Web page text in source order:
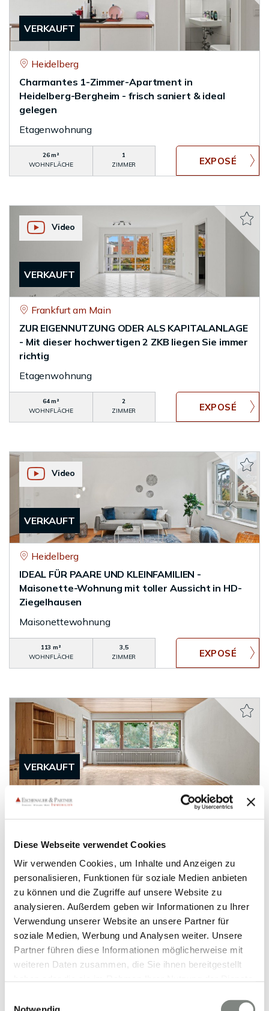
Diese Webseite verwendet Cookies
Wir verwenden Cookies, um Inhalte und Anzeigen zu
personalisieren, Funktionen für soziale Medien anbieten
zu können und die Zugriffe auf unsere Website zu
analysieren. Außerdem geben wir Informationen zu Ihrer
Verwendung unserer Website an unsere Partner für
soziale Medien, Werbung und Analysen weiter. Unsere
Partner führen diese Informationen möglicherweise mit
weiteren Daten zusammen, die Sie ihnen bereitgestellt
Cookies, wenn Sie unsere Webseite weiterhin nutzen.
VERKAUFT
Heidelberg
Charmantes 1-Zimmer-Apartment in
Heidelberg-Bergheim - frisch saniert & ideal
gelegen
Etagenwohnung
26 m²
WOHNFLÄCHE
1
ZIMMER
VERKAUFT
Video
Frankfurt am Main
ZUR EIGENNUTZUNG ODER ALS KAPITALANLAGE
- Mit dieser hochwertigen 2 ZKB liegen Sie immer
richtig
Etagenwohnung
64 m²
WOHNFLÄCHE
2
ZIMMER
VERKAUFT
Video
Heidelberg
IDEAL FÜR PAARE UND KLEINFAMILIEN -
Maisonette-Wohnung mit toller Aussicht in HD-
Ziegelhausen
Maisonettewohnung
113 m²
WOHNFLÄCHE
3,5
ZIMMER
VERKAUFT
Heidelberg
Idyllisch gelegene 3 ZKB mit Blick ins Grün und
106 m²
WOHNFLÄCHE
3
ZIMMER
Video